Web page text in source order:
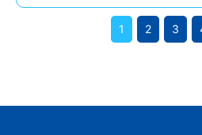
1 2 3